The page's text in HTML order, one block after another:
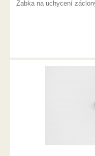
Žabka na uchycení